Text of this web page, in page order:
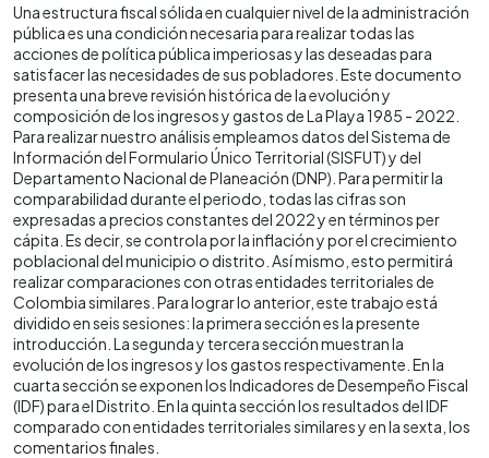
Una estructura fiscal sólida en cualquier nivel de la administración
pública es una condición necesaria para realizar todas las
acciones de política pública imperiosas y las deseadas para
satisfacer las necesidades de sus pobladores. Este documento
presenta una breve revisión histórica de la evolución y
composición de los ingresos y gastos de La Playa 1985 - 2022.
Para realizar nuestro análisis empleamos datos del Sistema de
Información del Formulario Único Territorial (SISFUT) y del
Departamento Nacional de Planeación (DNP). Para permitir la
comparabilidad durante el periodo, todas las cifras son
expresadas a precios constantes del 2022 y en términos per
cápita. Es decir, se controla por la inflación y por el crecimiento
poblacional del municipio o distrito. Así mismo, esto permitirá
realizar comparaciones con otras entidades territoriales de
Colombia similares. Para lograr lo anterior, este trabajo está
dividido en seis sesiones: la primera sección es la presente
introducción. La segunda y tercera sección muestran la
evolución de los ingresos y los gastos respectivamente. En la
cuarta sección se exponen los Indicadores de Desempeño Fiscal
(IDF) para el Distrito. En la quinta sección los resultados del IDF
comparado con entidades territoriales similares y en la sexta, los
comentarios finales.